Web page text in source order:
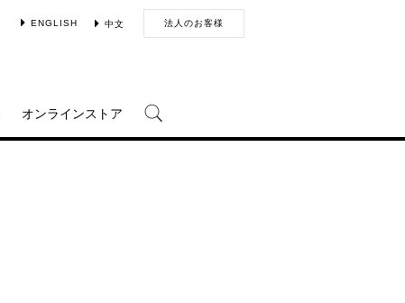
ENGLISH 中文 法人のお客様
オンラインストア